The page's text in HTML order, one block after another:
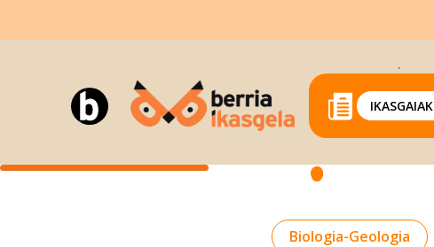
IKASGAIAK
Biologia-Geologia